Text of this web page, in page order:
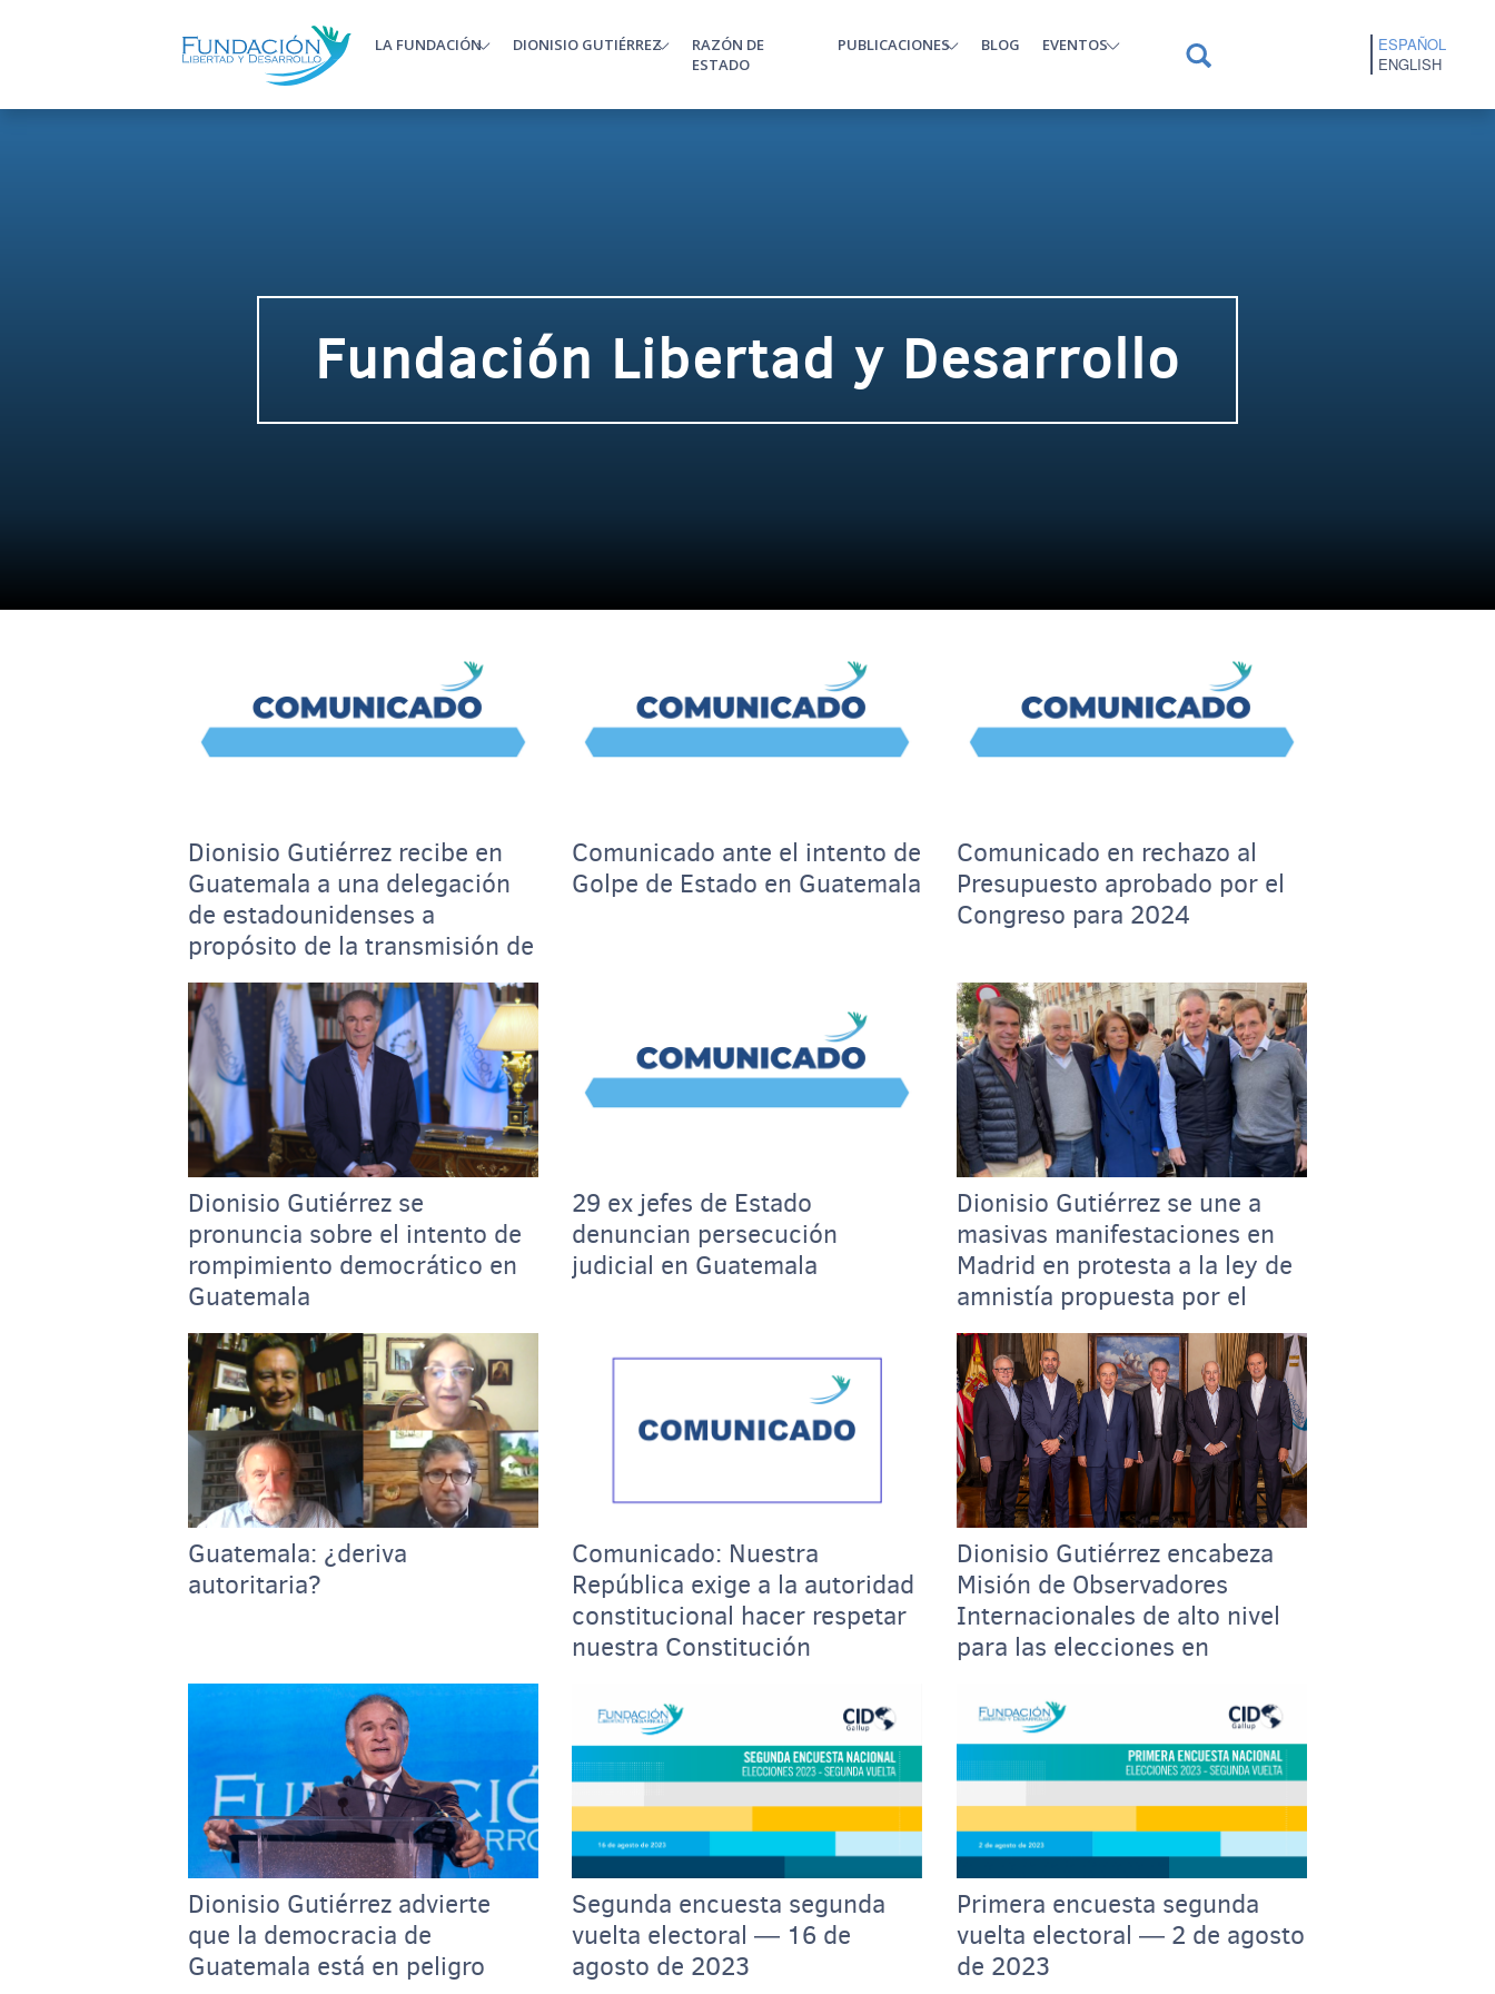
LA FUNDACIÓN DIONISIO GUTIÉRREZ
RAZÓN DE
ESTADO
PUBLICACIONES BLOG EVENTOS
ESPAÑOL
ENGLISH
Fundación Libertad y Desarrollo
Dionisio Gutiérrez recibe en
Guatemala a una delegación
de estadounidenses a
propósito de la transmisión de
mando al gobierno electo
Comunicado ante el intento de
Golpe de Estado en Guatemala
Comunicado en rechazo al
Presupuesto aprobado por el
Congreso para 2024
Dionisio Gutiérrez se
pronuncia sobre el intento de
rompimiento democrático en
Guatemala
29 ex jefes de Estado
denuncian persecución
judicial en Guatemala
Dionisio Gutiérrez se une a
masivas manifestaciones en
Madrid en protesta a la ley de
amnistía propuesta por el
gobierno socialista
Guatemala: ¿deriva
autoritaria?
Comunicado: Nuestra
República exige a la autoridad
constitucional hacer respetar
nuestra Constitución
Dionisio Gutiérrez encabeza
Misión de Observadores
Internacionales de alto nivel
para las elecciones en
Dionisio Gutiérrez advierte
que la democracia de
Guatemala está en peligro
Segunda encuesta segunda
vuelta electoral ― 16 de
agosto de 2023
Primera encuesta segunda
vuelta electoral ― 2 de agosto
de 2023